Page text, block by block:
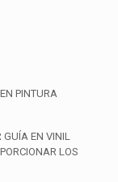
PINTURA
GUÍA EN VINIL
LOS